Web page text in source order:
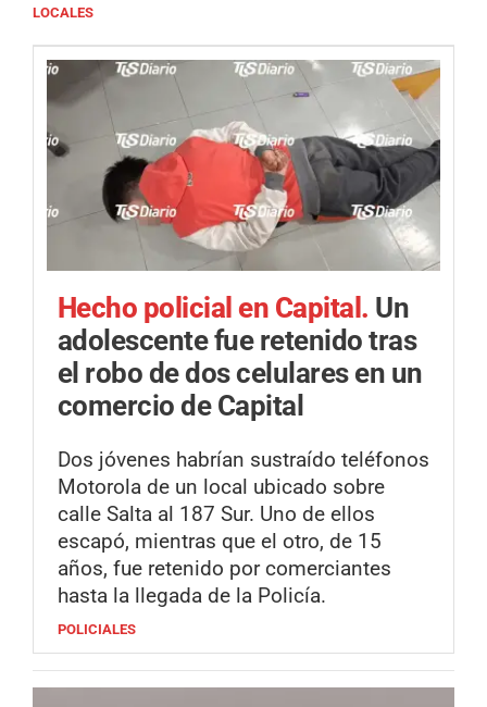
LOCALES
Hecho policial en Capital. Un
adolescente fue retenido tras
el robo de dos celulares en un
comercio de Capital
Dos jóvenes habrían sustraído teléfonos
Motorola de un local ubicado sobre
calle Salta al 187 Sur. Uno de ellos
escapó, mientras que el otro, de 15
años, fue retenido por comerciantes
hasta la llegada de la Policía.
POLICIALES